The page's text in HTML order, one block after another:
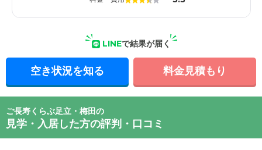
LINEで結果が届く
空き状況を知る 料金見積もり
ご長寿くらぶ足立・梅田の
見学・入居した方の評判・口コミ